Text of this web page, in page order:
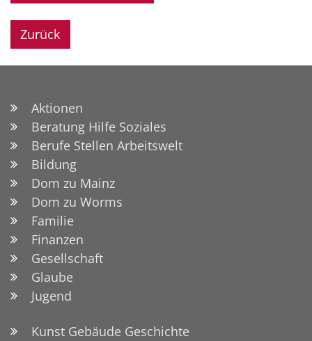
Zurück
Aktionen
Beratung Hilfe Soziales
Berufe Stellen Arbeitswelt
Bildung
Dom zu Mainz
Dom zu Worms
Familie
Finanzen
Gesellschaft
Glaube
Jugend
Kunst Gebäude Geschichte